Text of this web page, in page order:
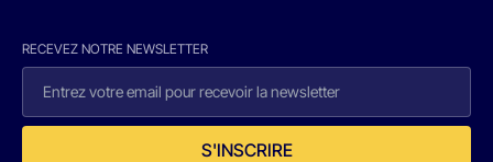
RECEVEZ NOTRE NEWSLETTER
S'INSCRIRE